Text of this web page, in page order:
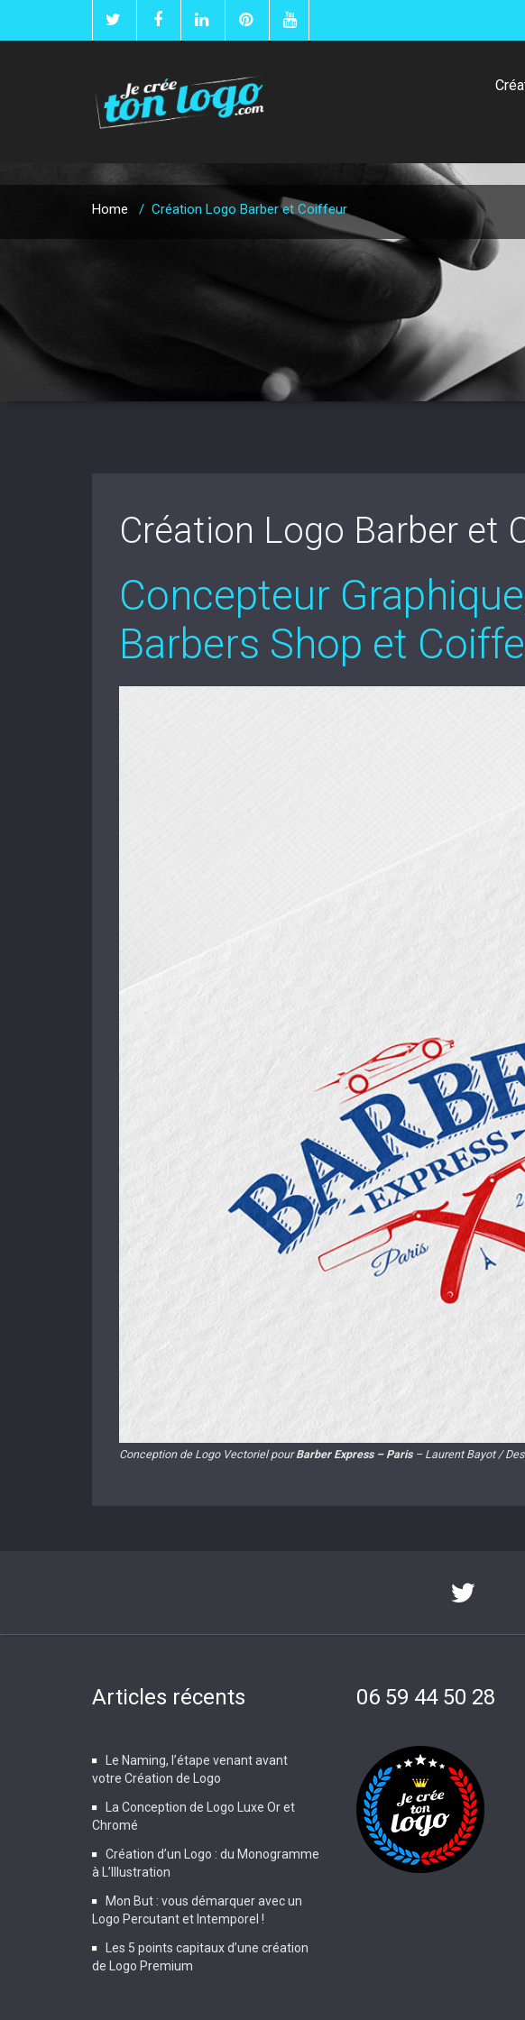
Home / Création Logo Barber et Coiffeur
Création Logo Barber et
Concepteur
Barbers Shop et
Conception de Logo Vectoriel pourBarber Express – Paris– Laurent Bayot /
Articles récents
Le Naming, l’étape venant avant
votre Création de Logo
La Conception de Logo Luxe Or et
Chromé
Création d’un Logo : du Monogramme
à L’Illustration
Mon But : vous démarquer avec un
Logo Percutant et Intemporel !
Les 5 points capitaux d’une création
de Logo Premium
06 59 44 50 28